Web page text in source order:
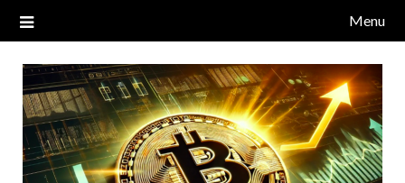
NDT CAPITAL | BLOG TIỀN
ĐIỆN TỬ CRYPTO
Blog về thị trường crypto, tiền điện tử, tiền mã hoá, công nghệ
blockchain.
Menu